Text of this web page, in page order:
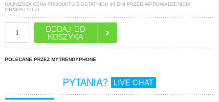
NAJNIŻSZA CENA PRODUKTU Z OSTATNICH 30 DNI PRZED WPROWADZENIEM
OBNIŻKI TO ZŁ
POLECANE PRZEZ MYTRENDYPHONE
PYTANIA? LIVE CHAT